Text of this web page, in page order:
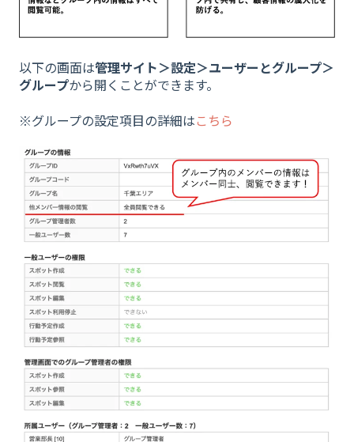
以下の画面は管理サイト＞設定＞ユーザーとグループ＞
グループから開くことができます。
※グループの設定項目の詳細はこちら